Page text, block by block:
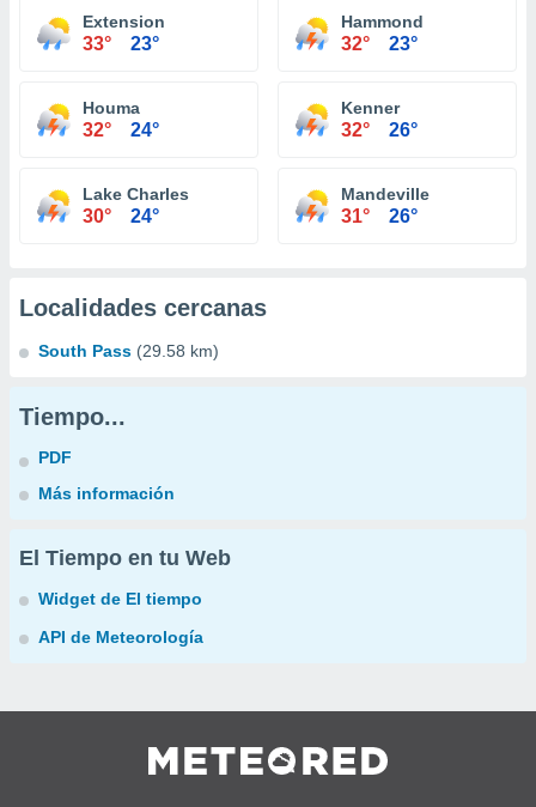
Extension
33° 23°
Hammond
32° 23°
Houma
32° 24°
Kenner
32° 26°
Lake Charles
30° 24°
Mandeville
31° 26°
Localidades cercanas
South Pass (29.58 km)
Tiempo...
PDF
Más información
El Tiempo en tu Web
Widget de El tiempo
API de Meteorología